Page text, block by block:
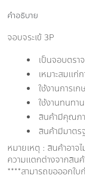
คำอธิบาย
จอบจระเข้ 3P
เป็นจอบตรา
เหมาะสมแก่
ใช้งานการเ
ใช้งานทนทาน
สินค้ามีคุณภ
สินค้ามีมาตร
หมายเหตุ : สินค้าอาจ
ความแตกต่างจากสิน
****สามารถขอออกใบ